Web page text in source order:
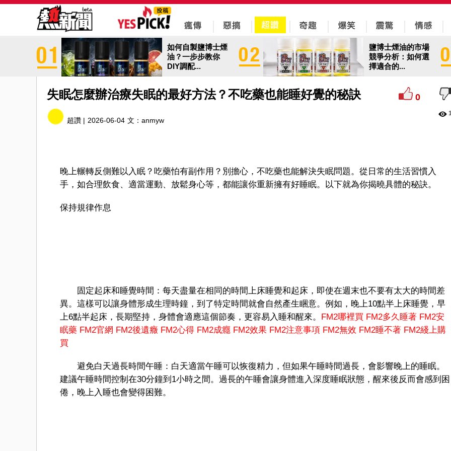
如何自製鹽博士煙
油？一步步教你
DIY調配...
鹽博士煙油的市場
競爭分析：如何選
擇適合的...
失眠怎麼辦治療失眠的最好方法？不吃藥也能睡好覺的秘訣 0
超讚 | 2026-06-04 文： anmyw
晚上輾轉反側難以入眠？吃藥怕有副作用？別擔心，不吃藥也能解決失眠問題。從日常的生活習慣入
手，如合理飲食、適當運動、放鬆身心等，都能讓你重新擁有好睡眠。以下就為你揭曉具體的秘訣。
保持規律作息
固定起床和睡覺時間：每天盡量在相同的時間上床睡覺和起床，即使在週末也不要有太大的時間差
異。這樣可以讓身體形成生理時鐘，到了特定時間就會自然產生睏意。例如，晚上10點半上床睡覺，早
上6點半起床，長期堅持，身體會適應這個節奏，更容易入睡和醒來。 FM2哪裡買 FM2多久睡著 FM2安
眠藥 FM2官網 FM2後遺癥 FM2心得 FM2成癮 FM2效果 FM2注意事項 FM2無效 FM2睡不著 FM2綫上購
買
避免白天過長時間午睡：白天適當午睡可以恢復精力，但如果午睡時間過長，會影響晚上的睡眠。
建議午睡時間控制在30分鐘到1小時之間。過長的午睡會讓身體進入深度睡眠狀態，醒來後反而會感到困
倦，晚上入睡也會變得困難。